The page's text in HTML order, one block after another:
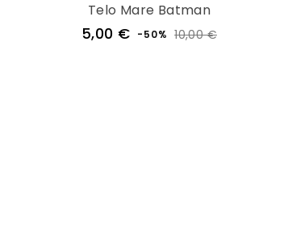
Telo Mare Batman
5,00 € Prezzo
-50% 10,00 €Prezzo